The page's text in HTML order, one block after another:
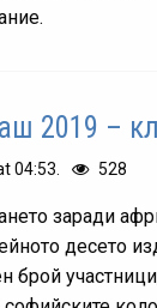
2019 –
04:53. 528
заради
десето
брой